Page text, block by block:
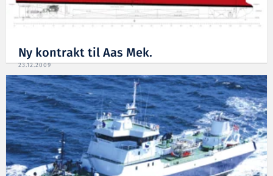
Ny kontrakt til Aas Mek.
23.12.2009